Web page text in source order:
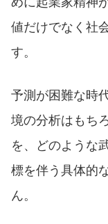
値だけでなく社
す。
予測が困難な時
境の分析はもち
を、どのような
標を伴う具体的
ん。